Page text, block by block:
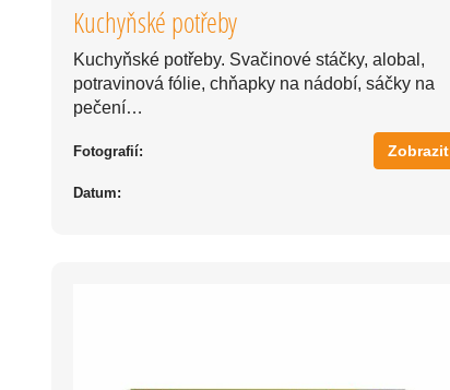
Kuchyňské potřeby
Kuchyňské potřeby. Svačinové stáčky, alobal,
potravinová fólie, chňapky na nádobí, sáčky na
pečení…
Fotografií:
Datum:
Zobrazit